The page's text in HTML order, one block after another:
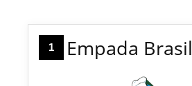
1 Empada Brasil